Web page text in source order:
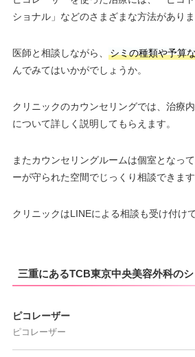
ショナル」などのさまざまな方法がありま
医師と相談しながら、 シミの種類や予算
んでみてはいかがでしょうか。
クリニックのカウンセリングでは、治療
について詳しく説明してもらえます。
またカウンセリングルームは個室となっ
ーが守られた空間でじっくり相談できま
クリニックはLINEによる相談も受け付け
三重にあるTCB東京中央美容外科の
ピコレーザー
ピコレーザー